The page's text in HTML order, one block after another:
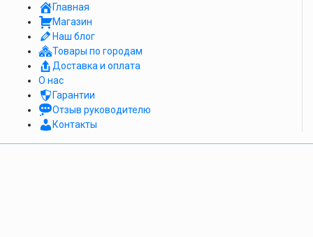
Главная
Магазин
Наш блог
Товары по городам
Доставка и оплата
О нас
Гарантии
Отзыв руководителю
Контакты